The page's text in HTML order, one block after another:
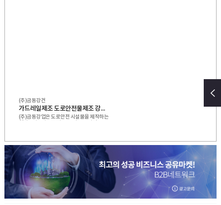
(주)금동강건
가드레일제조 도로안전물제조 강호방호책 교량방호책 성토부2W 윙가드레일 위험도로 윙가드레일
(주)금동강업은 도로안전 시설물을 제작하는
석방지책 방음벽 철구조물등을 생산 및 시공
을 하고 있습니다.